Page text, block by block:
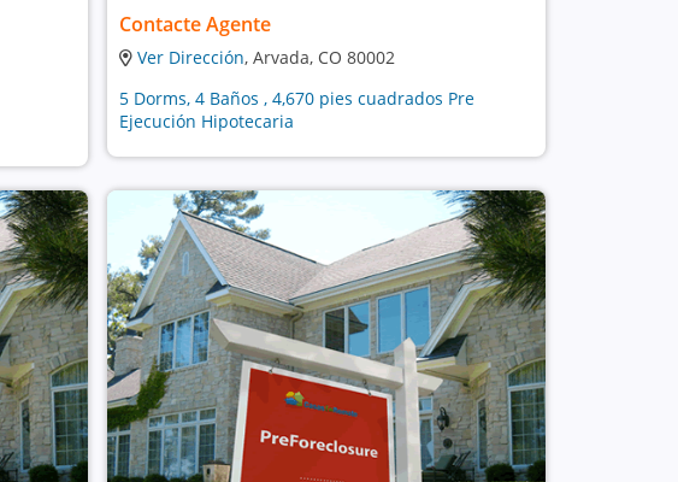
Contacte Agente
Ver Dirección, Arvada, CO 80002
5 Dorms, 4 Baños , 4,670 pies cuadrados Pre
Ejecución Hipotecaria